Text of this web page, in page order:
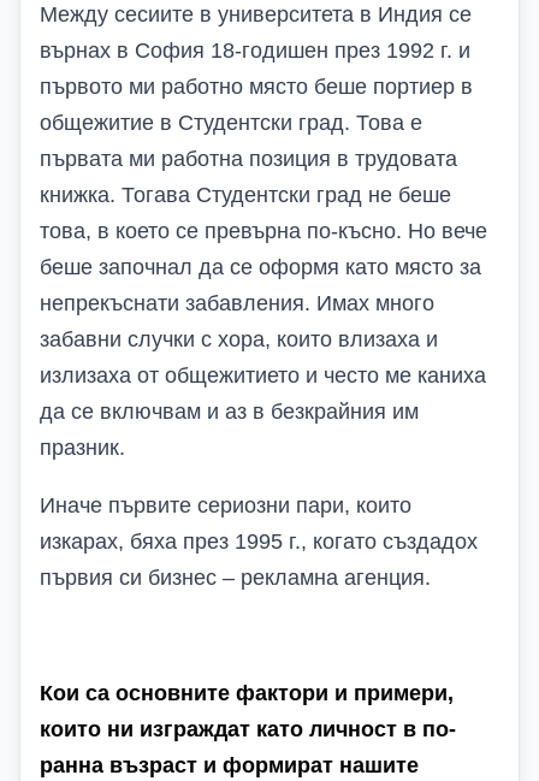
Между сесиите в университета в Индия се
върнах в София 18-годишен през 1992 г. и
първото ми работно място беше портиер в
общежитие в Студентски град. Това е
първата ми работна позиция в трудовата
книжка. Тогава Студентски град не беше
това, в което се превърна по-късно. Но вече
беше започнал да се оформя като място за
непрекъснати забавления. Имах много
забавни случки с хора, които влизаха и
излизаха от общежитието и често ме каниха
да се включвам и аз в безкрайния им
празник.
Иначе първите сериозни пари, които
изкарах, бяха през 1995 г., когато създадох
първия си бизнес – рекламна агенция.
Кои са основните фактори и примери,
които ни изграждат като личност в по-
ранна възраст и формират нашите